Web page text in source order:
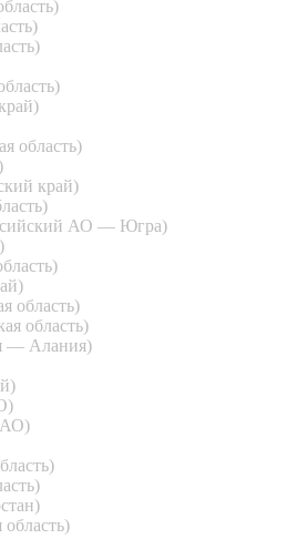
область)
край)
АО — Югра)
область)
область)
— Алания)
АО)